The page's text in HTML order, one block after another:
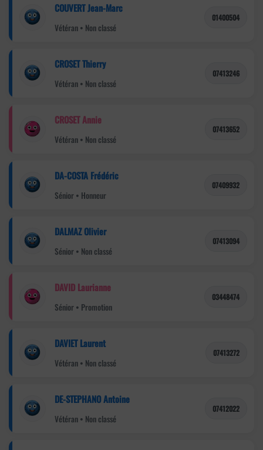
COUVERT Jean-Marc
Vétéran • Non classé
01400504
CROSET Thierry
Vétéran • Non classé
07413246
CROSET Annie
Vétéran • Non classé
07413652
DA-COSTA Frédéric
Sénior • Honneur
07409932
DALMAZ Olivier
Sénior • Non classé
07413094
DAVID Laurianne
Sénior • Promotion
03448474
DAVIET Laurent
Vétéran • Non classé
07413272
DE-STEPHANO Antoine
Vétéran • Non classé
07412022